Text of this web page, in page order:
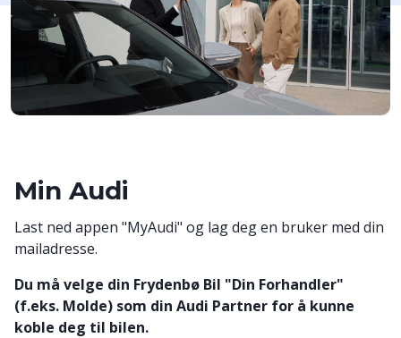
Min Audi
Last ned appen "MyAudi" og lag deg en bruker med din
mailadresse.
Du må velge din Frydenbø Bil "Din Forhandler"
(f.eks. Molde) som din Audi Partner for å kunne
koble deg til bilen.